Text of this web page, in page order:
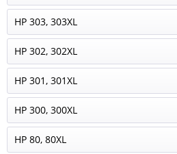
HP 303, 303XL
HP 302, 302XL
HP 301, 301XL
HP 300, 300XL
HP 80, 80XL